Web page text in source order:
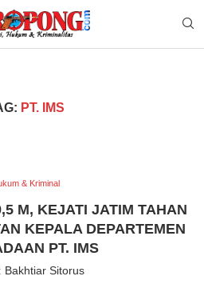
PT. IMS
& Kriminal
M, KEJATI JATIM TAHAN
KEPALA DEPARTEMEN
PT. IMS
Bakhtiar Sitorus